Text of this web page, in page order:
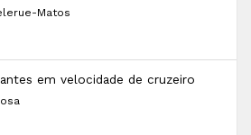
Matos
em velocidade de cruzeiro